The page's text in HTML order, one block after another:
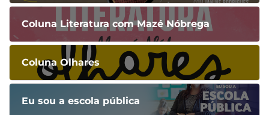
Coluna Literatura com Mazé Nóbrega
Coluna Olhares
Eu sou a escola pública